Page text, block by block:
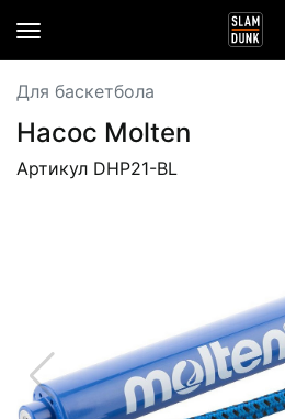
Для баскетбола
Насос Molten
Артикул DHP21-BL